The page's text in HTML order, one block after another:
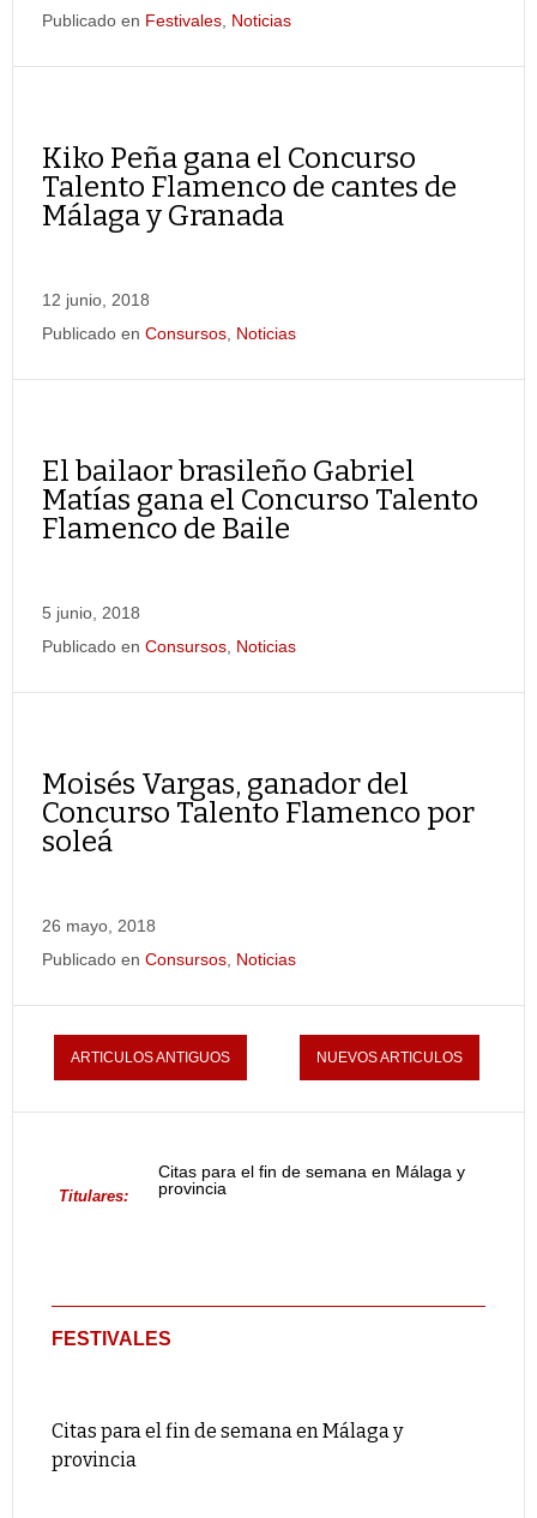
Publicado en Festivales Noticias
Kiko Peña gana el Concurso
Talento Flamenco de cantes de
Málaga y Granada
12 junio, 2018
Publicado en Consursos Noticias
El bailaor brasileño Gabriel
Matías gana el Concurso Talento
Flamenco de Baile
5 junio, 2018
Publicado en Consursos Noticias
Moisés Vargas, ganador del
Concurso Talento Flamenco por
soleá
26 mayo, 2018
Publicado en Consursos Noticias
ARTICULOS ANTIGUOS NUEVOS ARTICULOS
Titulares:
Citas para el fin de semana en Málaga y
provincia
FESTIVALES
Citas para el fin de semana en Málaga y
provincia